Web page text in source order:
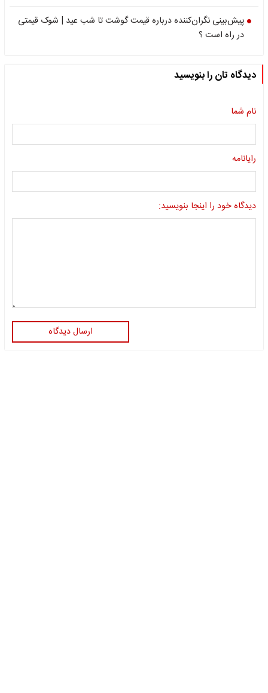
پیش‌بینی نگران‌کننده درباره قیمت گوشت تا شب عید | شوک قیمتی
در راه است ؟
دیدگاه تان را بنویسید
نام شما
رایانامه
دیدگاه خود را اینجا بنویسید:
ارسال دیدگاه